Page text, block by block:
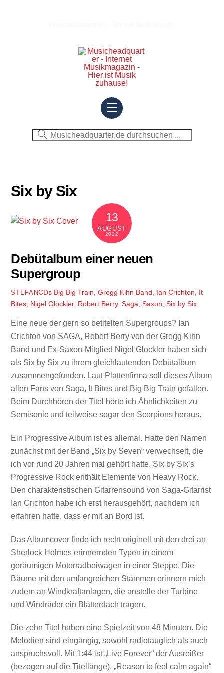
Menu
Six by Six
13
AUGUST
2022
Debütalbum einer neuen
Supergroup
STEFANCDs Big Big Train ,Gregg Kihn Band Ian Crichton
It
Bites Nigel Glockler, Robert Berry,Saga ,Saxon ,Six by Six
Eine neue der gern so betitelten Supergroups? Ian
Crichton von SAGA, Robert Berry von der Gregg Kihn
Band und Ex-Saxon-Mitglied Nigel Glockler haben sich
als Six by Six zu ihrem gleichlautenden Debütalbum
zusammengefunden. Laut Plattenfirma soll dieses Album
allen Fans von Saga, It Bites und Big Big Train gefallen.
Beim Durchhören der Titel hörte ich Ähnlichkeiten zu
Semisonic und teilweise sogar den Scorpions heraus.
Ein Progressive Album ist es allemal. Hatte den Namen
zunächst mit der Band „Six by Seven“ verwechselt, die
ich vor rund 20 Jahren mal gehört hatte. Six by Six’s
Progressive Rock enthält Elemente von Heavy Rock.
Den charakteristischen Gitarrensound von Saga-Gitarrist
Ian Crichton habe ich erst herausgehört, nachdem ich
erfahren hatte, dass er mit an Bord ist.
Das Albumcover finde ich recht originell mit den drei an
Sherlock Holmes erinnernden Typen in einem
geräumigen Motorradbeiwagen in einer Steppe. Die
Bäume mit den umfangreichen Stämmen erinnern mich
zudem an Windkraftanlagen, die anstelle der Turbine
und Windräder ein Blätterdach tragen.
Die zehn Titel haben eine Spielzeit von 48 Minuten. Die
Melodien sind eingängig, sowohl radiotauglich als auch
anspruchsvoll. Mit 1:44 ist „Live Forever“ der Ausreißer
(bezogen auf die Titellänge), „Reason to feel calm again“